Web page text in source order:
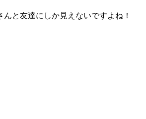
んと友達にしか見えないですよね！